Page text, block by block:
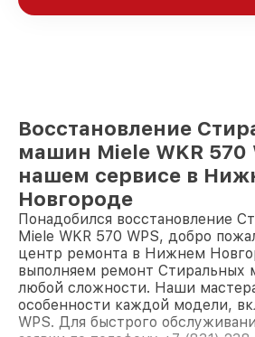
Восстановление
машин Miele WKR 570
нашем сервисе в
Новгороде
Понадобился восстановление
Miele WKR 570 WPS, добро
центр ремонта в Нижнем
выполняем ремонт Стиральных
любой сложности. Наши
особенности каждой модели,
WPS. Для быстрого